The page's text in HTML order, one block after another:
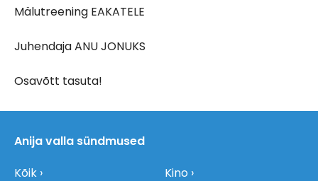
Mälutreening EAKATELE
Juhendaja ANU JONUKS
Osavõtt tasuta!
Anija valla sündmused
Kõik
Kino